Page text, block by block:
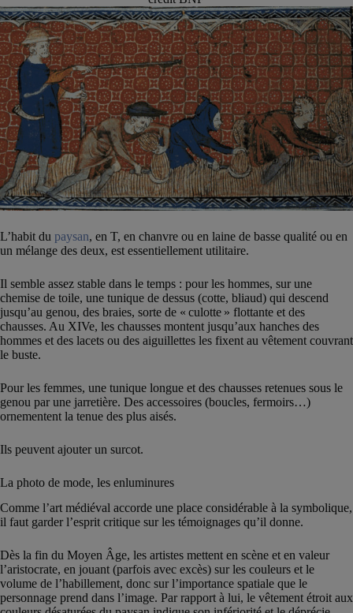
L’habit du paysan, en T, en chanvre ou en laine de basse qualité ou en
un mélange des deux, est essentiellement utilitaire.
Il semble assez stable dans le temps : pour les hommes, sur une
chemise de toile, une tunique de dessus (cotte, bliaud) qui descend
jusqu’au genou, des braies, sorte de « culotte » flottante et des
chausses. Au XIVe, les chausses montent jusqu’aux hanches des
hommes et des lacets ou des aiguillettes les fixent au vêtement couvrant
le buste.
Pour les femmes, une tunique longue et des chausses retenues sous le
genou par une jarretière. Des accessoires (boucles, fermoirs…)
ornementent la tenue des plus aisés.
Ils peuvent ajouter un surcot.
La photo de mode, les enluminures
Comme l’art médiéval accorde une place considérable à la symbolique,
il faut garder l’esprit critique sur les témoignages qu’il donne.
Dès la fin du Moyen Âge, les artistes mettent en scène et en valeur
l’aristocrate, en jouant (parfois avec excès) sur les couleurs et le
volume de l’habillement, donc sur l’importance spatiale que le
personnage prend dans l’image. Par rapport à lui, le vêtement étroit aux